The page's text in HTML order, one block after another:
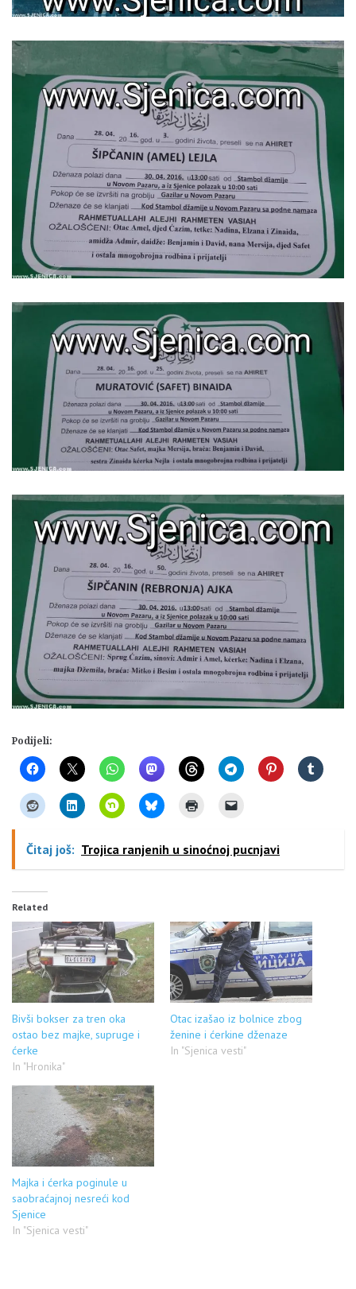
Podijeli:
Čitaj još: Trojica ranjenih u sinoćnoj pucnjavi
Related
Bivši bokser za tren oka
ostao bez majke, supruge i
ćerke
In "Hronika"
Otac izašao iz bolnice zbog
ženine i ćerkine dženaze
In "Sjenica vesti"
Majka i ćerka poginule u
saobraćajnoj nesreći kod
Sjenice
In "Sjenica vesti"